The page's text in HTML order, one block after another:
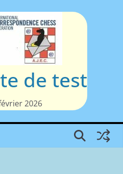
de test
2026